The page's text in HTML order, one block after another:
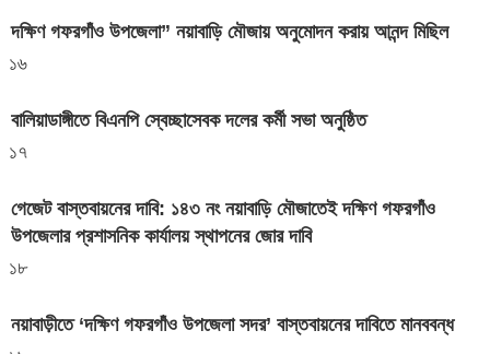
দক্ষিণ গফরগাঁও উপজেলা” নয়াবাড়ি মৌজায় অনুমোদন করায় আনন্দ মিছিল
১৬
বালিয়াডাঙ্গীতে বিএনপি স্বেচ্ছাসেবক দলের কর্মী সভা অনুষ্ঠিত
১৭
গেজেট বাস্তবায়নের দাবি: ১৪৩ নং নয়াবাড়ি মৌজাতেই দক্ষিণ গফরগাঁও
উপজেলার প্রশাসনিক কার্যালয় স্থাপনের জোর দাবি
১৮
নয়াবাড়ীতে ‘দক্ষিণ গফরগাঁও উপজেলা সদর’ বাস্তবায়নের দাবিতে মানববন্ধ